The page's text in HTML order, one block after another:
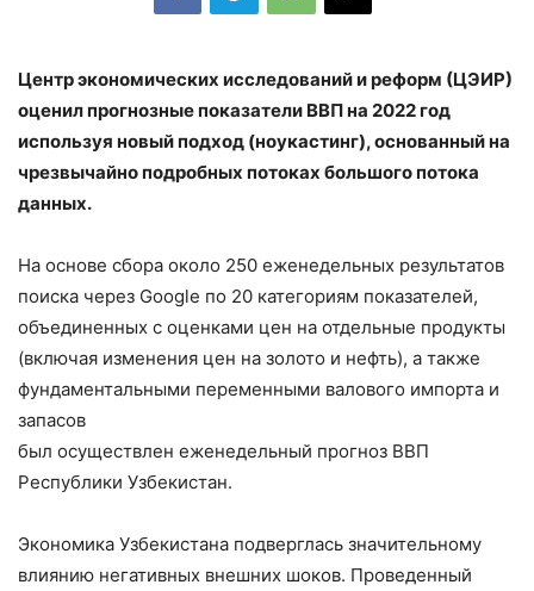
Центр экономических исследований и реформ (ЦЭИР)
оценил прогнозные показатели ВВП на 2022 год
используя новый подход (ноукастинг), основанный на
чрезвычайно подробных потоках большого потока
данных.
На основе сбора около 250 еженедельных результатов
поиска через Google по 20 категориям показателей,
объединенных с оценками цен на отдельные продукты
(включая изменения цен на золото и нефть), а также
фундаментальными переменными валового импорта и
запасов
был осуществлен еженедельный прогноз ВВП
Республики Узбекистан.
Экономика Узбекистана подверглась значительному
влиянию негативных внешних шоков. Проведенный